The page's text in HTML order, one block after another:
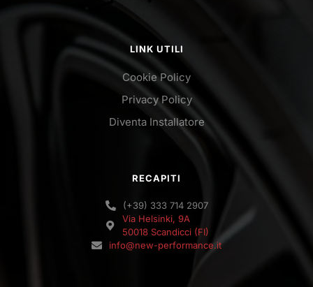
LINK UTILI
Cookie Policy
Privacy Policy
Diventa Installatore
RECAPITI
(+39) 333 714 2907
Via Helsinki, 9A
50018 Scandicci (FI)
info@new-performance.it